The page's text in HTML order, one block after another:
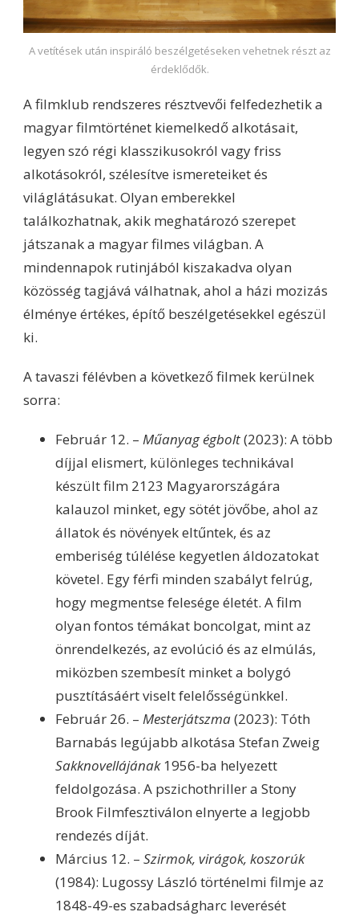
A vetítések után inspiráló beszélgetéseken vehetnek részt az
érdeklődők.
A filmklub rendszeres résztvevői felfedezhetik a
magyar filmtörténet kiemelkedő alkotásait,
legyen szó régi klasszikusokról vagy friss
alkotásokról, szélesítve ismereteiket és
világlátásukat. Olyan emberekkel
találkozhatnak, akik meghatározó szerepet
játszanak a magyar filmes világban. A
mindennapok rutinjából kiszakadva olyan
közösség tagjává válhatnak, ahol a házi mozizás
élménye értékes, építő beszélgetésekkel egészül
ki.
A tavaszi félévben a következő filmek kerülnek
sorra:
Február 12. – Műanyag égbolt(2023): A több
díjjal elismert, különleges technikával
készült film 2123 Magyarországára
kalauzol minket, egy sötét jövőbe, ahol az
állatok és növények eltűntek, és az
emberiség túlélése kegyetlen áldozatokat
követel. Egy férfi minden szabályt felrúg,
hogy megmentse felesége életét. A film
olyan fontos témákat boncolgat, mint az
önrendelkezés, az evolúció és az elmúlás,
miközben szembesít minket a bolygó
pusztításáért viselt felelősségünkkel.
Február 26. – Mesterjátszma(2023): Tóth
Barnabás legújabb alkotása Stefan Zweig
Sakknovellájának1956-ba helyezett
feldolgozása. A pszichothriller a Stony
Brook Filmfesztiválon elnyerte a legjobb
rendezés díját.
Március 12. – Szirmok, virágok, koszorúk
(1984): Lugossy László történelmi filmje az
1848-49-es szabadságharc leverését